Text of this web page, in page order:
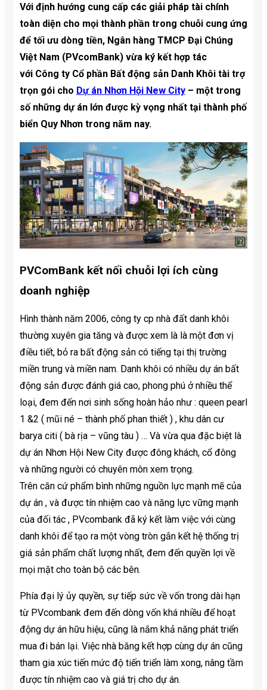
Với định hướng cung cấp các giải pháp tài chính
toàn diện cho mọi thành phần trong chuỗi cung ứng
để tối ưu dòng tiền, Ngân hàng TMCP Đại Chúng
Việt Nam (PVcomBank) vừa ký kết hợp tác
với Công ty Cổ phần Bất động sản Danh Khôi tài trợ
trọn gói cho Dự án Nhơn Hội New City – một trong
số những dự án lớn được kỳ vọng nhất tại thành phố
biển Quy Nhơn trong năm nay.
PVComBank kết nối chuỗi lợi ích cùng
doanh nghiệp
Hình thành năm 2006, công ty cp nhà đất danh khôi
thường xuyên gia tăng và được xem là là một đơn vị
điều tiết, bỏ ra bất động sản có tiếng tại thị trường
miền trung và miền nam. Danh khôi có nhiều dự án bất
động sản được đánh giá cao, phong phú ở nhiều thể
loại, đem đến nơi sinh sống hoàn hảo như : queen pearl
1 &2 ( mũi né – thành phố phan thiết ) , khu dân cư
barya citi ( bà rịa – vũng tàu ) … Và vừa qua đặc biệt là
dự án Nhơn Hội New City được đông khách, cổ đông
và những người có chuyên môn xem trọng.
Trên căn cứ phẩm bình những nguồn lực mạnh mẽ của
dự án , và được tín nhiệm cao và năng lực vững mạnh
của đối tác , PVcombank đã ký kết làm việc với cùng
danh khôi để tạo ra một vòng tròn gắn kết hệ thống trị
giá sản phẩm chất lượng nhất, đem đến quyền lợi về
mọi mặt cho toàn bộ các bên.
Phía đại lý ủy quyền, sự tiếp sức về vốn trong dài hạn
từ PVcombank đem đến dòng vốn khá nhiều để hoạt
động dự án hữu hiệu, cũng là nắm khả năng phát triển
mua đi bán lại. Việc nhà băng kết hợp cùng dự án cũng
tham gia xúc tiến mức độ tiến triển làm xong, nâng tầm
được tín nhiệm cao và giá trị cho dự án.